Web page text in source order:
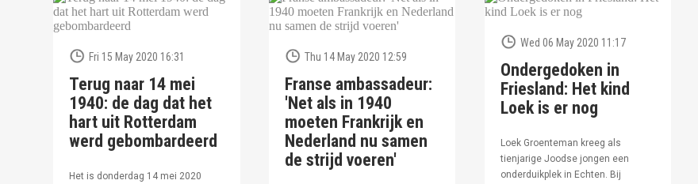
Fri 15 May 2020 16:31
Terug naar 14 mei
1940: de dag dat het
hart uit Rotterdam
werd gebombardeerd
Het is donderdag 14 mei 2020
Thu 14 May 2020 12:59
Franse ambassadeur:
'Net als in 1940
moeten Frankrijk en
Nederland nu samen
de strijd voeren'
Wed 06 May 2020 11:17
Ondergedoken in
Friesland: Het kind
Loek is er nog
Loek Groenteman kreeg als
tienjarige Joodse jongen een
onderduikplek in Echten. Bij